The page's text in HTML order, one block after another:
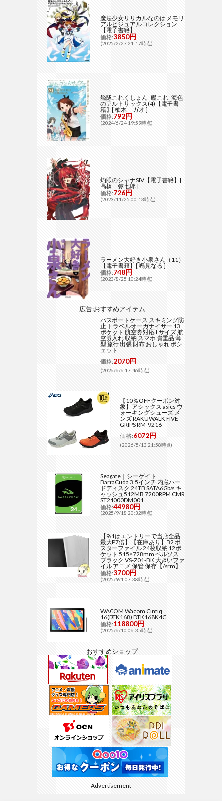
魔法少女リリカルなのは メモリ
アルビジュアルコレクション
【電子書籍】
価格:3850円
(2025/2/27 21:17時点)
艦隊これくしょん -艦これ- 海色
のアルトサックス(4)【電子書
籍】[ 柚木 ガオ ]
価格:792円
(2024/6/24 19:59時点)
灼眼のシャナSIV【電子書籍】[
高橋 弥七郎 ]
価格:726円
(2023/11/25 00:13時点)
ラーメン大好き小泉さん（11）
【電子書籍】[ 鳴見なる ]
価格:748円
(2023/8/25 10:24時点)
広告:おすすめアイテム
パスポートケース スキミング防
止 トラベルオーガナイザー 13
ポケット 航空券対応 Lサイズ 航
空券入れ 収納 スマホ 貴重品 薄
型 旅行 出張 財布 おしゃれ ポシ
ェット
価格:2070円
(2026/6/6 17:46時点)
【10％OFFクーポン対
象】アシックス asics ウ
ォーキングシューズ メ
ンズ RAKUWALK FIVE
GRIPS RM-9216
価格:6072円
(2026/5/13 21:58時点)
Seagate｜シーゲイト
BarraCuda 3.5インチ 内蔵ハー
ドディスク 24TB SATA6Gb/s キ
ャッシュ512MB 7200RPM CMR
ST24000DM001
価格:44980円
(2025/9/18 20:32時点)
【9/1はエントリーで当店全品
最大P7倍】【在庫あり】B2 ポ
スターファイル 24枚収納 12ポ
ケット 515×728mm ベルソス
ブラック VS-Z01-BK 大きいファ
イル アニメ 保管 保存【/srm】
価格:3700円
(2025/9/1 07:38時点)
WACOM Wacom Cintiq
16(DTK168) DTK168K4C
価格:118800円
(2025/6/10 06:35時点)
おすすめショップ
Advertisement